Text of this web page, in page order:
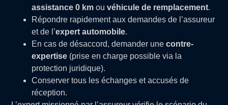
assistance 0 km ouvéhicule de remplacement.
Répondre rapidement aux demandes de l’assureur
et de l’expert automobile.
En cas de désaccord, demander unecontre-
expertise (prise en charge possible via la
protection juridique).
Conserver tous les échanges et accusés de
réception.